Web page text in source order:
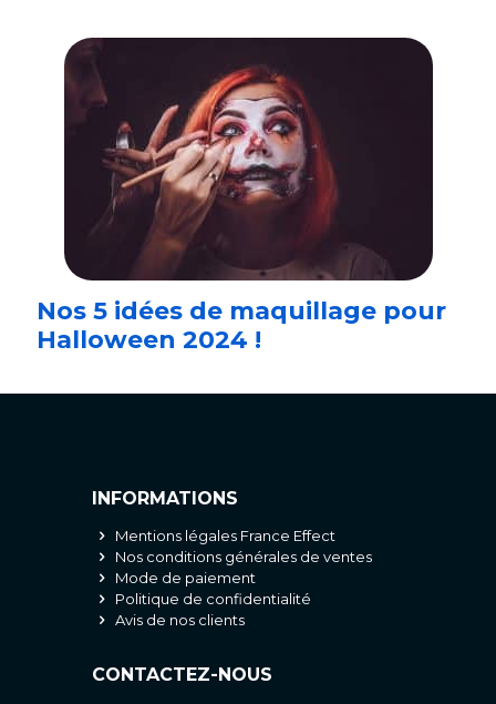
Nos 5 idées de maquillage pour
Halloween 2024 !
INFORMATIONS
Mentions légales France Effect
Nos conditions générales de ventes
Mode de paiement
Politique de confidentialité
Avis de nos clients
CONTACTEZ-NOUS